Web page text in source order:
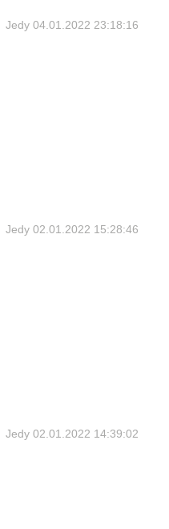
Jedy 04.01.2022 23:18:16
Jedy 02.01.2022 15:28:46
Jedy 02.01.2022 14:39:02